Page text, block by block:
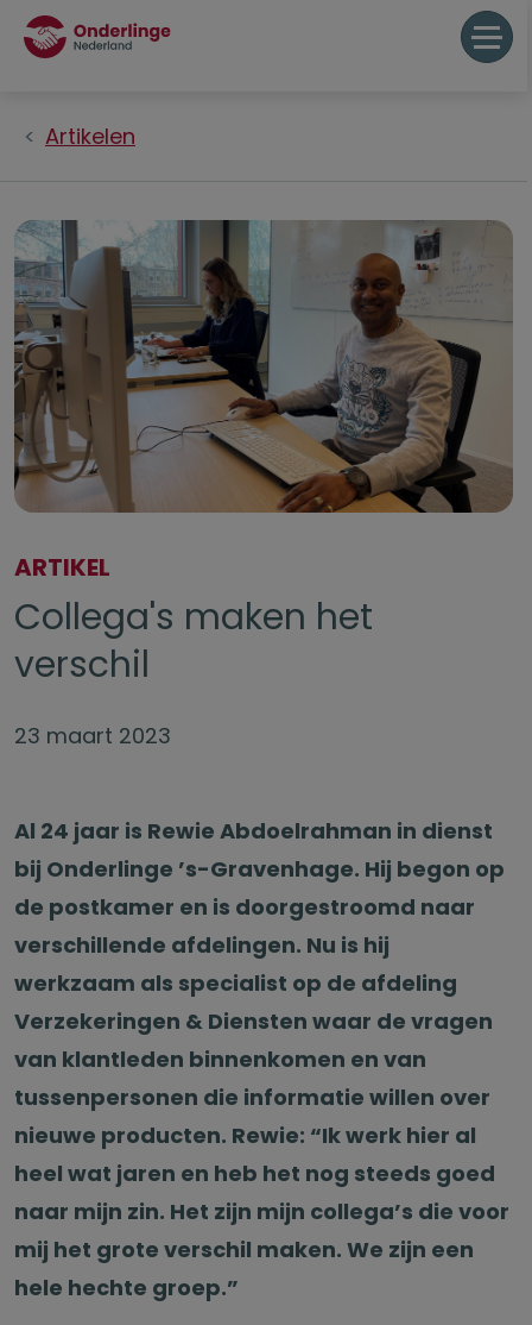
Artikelen
ARTIKEL
Collega's maken het
verschil
23 maart 2023
Al 24 jaar is Rewie Abdoelrahman in dienst
bij Onderlinge ’s-Gravenhage. Hij begon op
de postkamer en is doorgestroomd naar
verschillende afdelingen. Nu is hij
werkzaam als specialist op de afdeling
Verzekeringen & Diensten waar de vragen
van klantleden binnenkomen en van
tussenpersonen die informatie willen over
nieuwe producten. Rewie: “Ik werk hier al
heel wat jaren en heb het nog steeds goed
naar mijn zin. Het zijn mijn collega’s die voor
mij het grote verschil maken. We zijn een
hele hechte groep.”